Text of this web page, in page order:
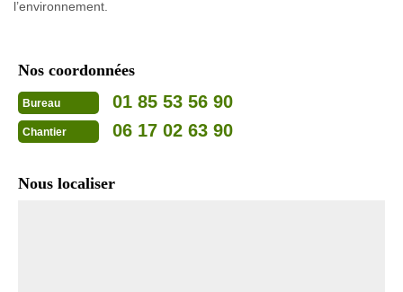
l’environnement.
Nos coordonnées
Bureau 01 85 53 56 90
Chantier 06 17 02 63 90
Nous localiser